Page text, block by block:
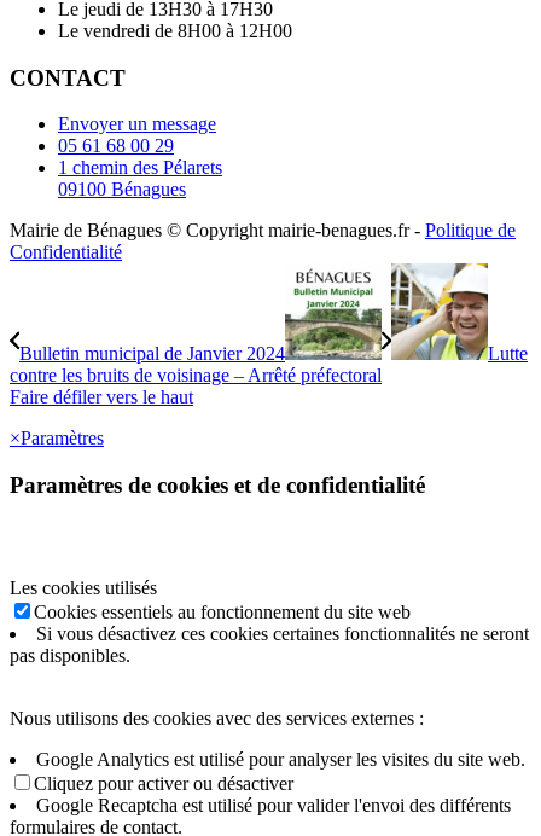
Le jeudi de 13H30 à 17H30
Le vendredi de 8H00 à 12H00
CONTACT
Envoyer un message
05 61 68 00 29
1 chemin des Pélarets
09100 Bénagues
Mairie de Bénagues © Copyright mairie-benagues.fr - Politique de
Confidentialité
Bulletin municipal de Janvier 2024
Lutte
contre les bruits de voisinage – Arrêté préfectoral
Faire défiler vers le haut
×Paramètres
Paramètres de cookies et de confidentialité
Les cookies utilisés
Cookies essentiels au fonctionnement du site web
Si vous désactivez ces cookies certaines fonctionnalités ne seront
pas disponibles.
Nous utilisons des cookies avec des services externes :
Google Analytics est utilisé pour analyser les visites du site web.
Cliquez pour activer ou désactiver
Google Recaptcha est utilisé pour valider l'envoi des différents
formulaires de contact.